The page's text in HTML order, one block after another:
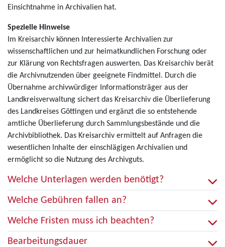
Einsichtnahme in Archivalien hat.
Spezielle Hinweise
Im Kreisarchiv können Interessierte Archivalien zur
wissenschaftlichen und zur heimatkundlichen Forschung oder
zur Klärung von Rechtsfragen auswerten. Das Kreisarchiv berät
die Archivnutzenden über geeignete Findmittel. Durch die
Übernahme archivwürdiger Informationsträger aus der
Landkreisverwaltung sichert das Kreisarchiv die Überlieferung
des Landkreises Göttingen und ergänzt die so entstehende
amtliche Überlieferung durch Sammlungsbestände und die
Archivbibliothek. Das Kreisarchiv ermittelt auf Anfragen die
wesentlichen Inhalte der einschlägigen Archivalien und
ermöglicht so die Nutzung des Archivguts.
Welche Unterlagen werden benötigt?
Welche Gebühren fallen an?
Welche Fristen muss ich beachten?
Bearbeitungsdauer